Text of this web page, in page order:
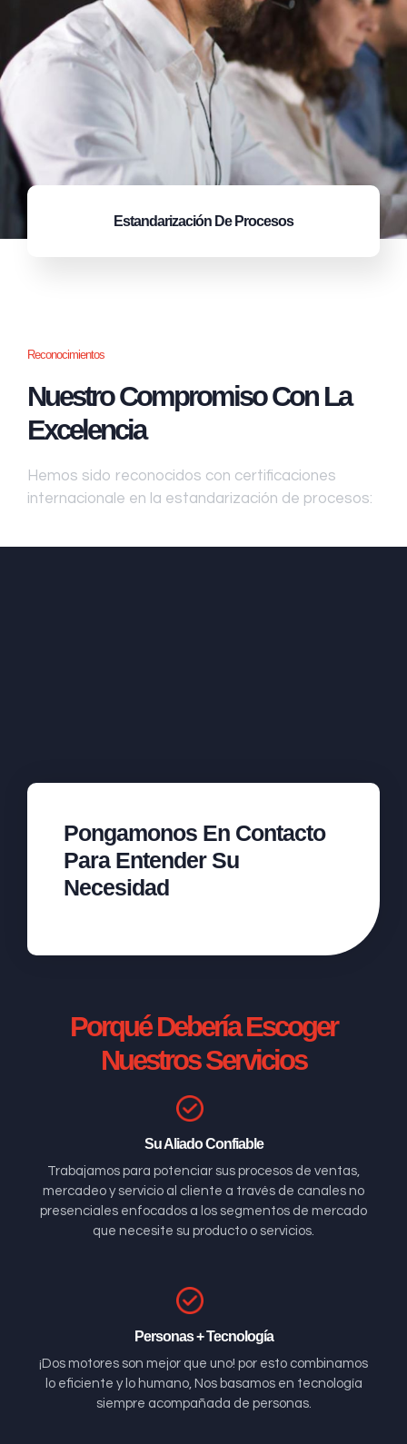
Estandarización De Procesos
Reconocimientos
Nuestro Compromiso Con La
Excelencia
Hemos sido reconocidos con certificaciones
internacionale en la estandarización de procesos:
Pongamonos En Contacto
Para Entender Su
Necesidad
Porqué Debería Escoger
Nuestros Servicios
Su Aliado Confiable
Trabajamos para potenciar sus procesos de ventas,
mercadeo y servicio al cliente a través de canales no
presenciales enfocados a los segmentos de mercado
que necesite su producto o servicios.
Personas + Tecnología
¡Dos motores son mejor que uno! por esto combinamos
lo eficiente y lo humano, Nos basamos en tecnología
siempre acompañada de personas.